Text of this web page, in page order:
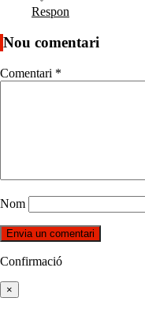
Respon
Nou comentari
Comentari *
Nom
Confirmació
×